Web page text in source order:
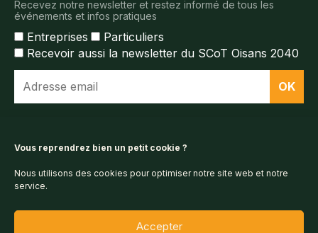
Vous reprendrez bien un petit cookie ?
Nous utilisons des cookies pour optimiser notre site web et notre
service.
Accepter
Recevez notre newsletter et restez informé de tous les
événements et infos pratiques
Entreprises
Particuliers
Recevoir aussi la newsletter du SCoT Oisans 2040